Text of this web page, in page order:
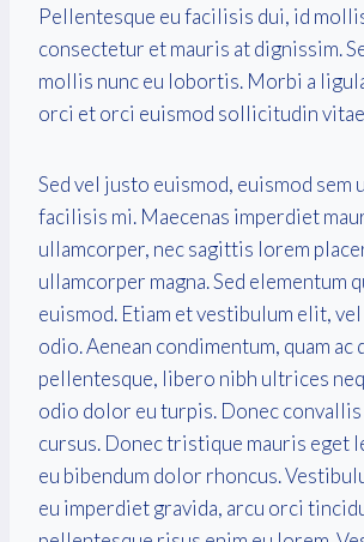
Pellentesque eu facilisis dui, id
consectetur et mauris at dignissim.
mollis nunc eu lobortis. Morbi a
orci et orci euismod sollicitudin vitae
Sed vel justo euismod, euismod sem
facilisis mi. Maecenas imperdiet
ullamcorper, nec sagittis lorem
ullamcorper magna. Sed elementum
euismod. Etiam et vestibulum elit,
odio. Aenean condimentum, quam ac
pellentesque, libero nibh ultrices
odio dolor eu turpis. Donec convallis
cursus. Donec tristique mauris eget
eu bibendum dolor rhoncus.
eu imperdiet gravida, arcu orci